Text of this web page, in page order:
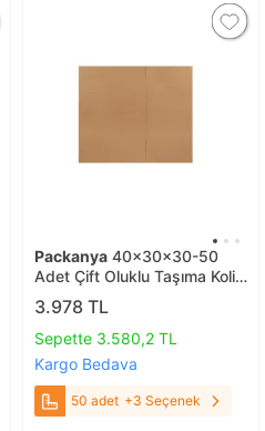
Packanya 40x30x30-50
Adet Çift Oluklu Taşıma Kolisi
50 adet
3.978 TL
Sepette 3.580,2 TL
Kargo Bedava
50 adet +3 Seçenek